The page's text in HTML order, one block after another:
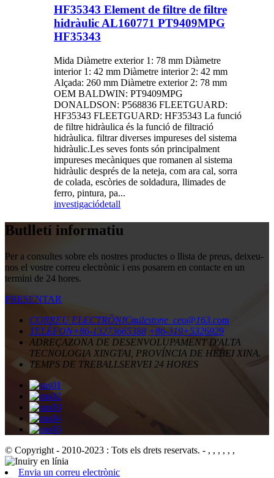
HF35343 Element de filtre de filtre
hidràulic AL160771 PT9409MPG
HF35343
Mida Diàmetre exterior 1: 78 mm Diàmetre
interior 1: 42 mm Diàmetre interior 2: 42 mm
Alçada: 260 mm Diàmetre exterior 2: 78 mm
OEM BALDWIN: PT9409MPG
DONALDSON: P568836 FLEETGUARD:
HF35343 FLEETGUARD: HF35343 La funció
de filtre hidràulica és la funció de filtració
hidràulica. filtrar diverses impureses del sistema
hidràulic.Les seves fonts són principalment
impureses mecàniques que romanen al sistema
hidràulic després de la neteja, com ara cal, sorra
de colada, escòries de soldadura, llimades de
ferro, pintura, pa...
investigaciódetall
Butlletí informatiu
Per a consultes sobre els nostres productes o llista de preus, deixeu-
nos el vostre correu electrònic i ens posarem en contacte en un
termini de 24 hores.
PRESENTAR
CORREU ELECTRÒNICmilestone_ceo@163.com
TELÈFON+86-13273665388 +86-319+5326929
ADREÇAZONA DE DESENVOLUPAMENT D'ALTA
TECNOLOGIA XINGTAI, PROVÍNCIA DE HEBEI XINA.
TEMPS DE TREBALLSERVEI 24 HORES
© Copyright - 2010-2023 : Tots els drets reservats. - , , , , , ,
Envia un correu electrònic